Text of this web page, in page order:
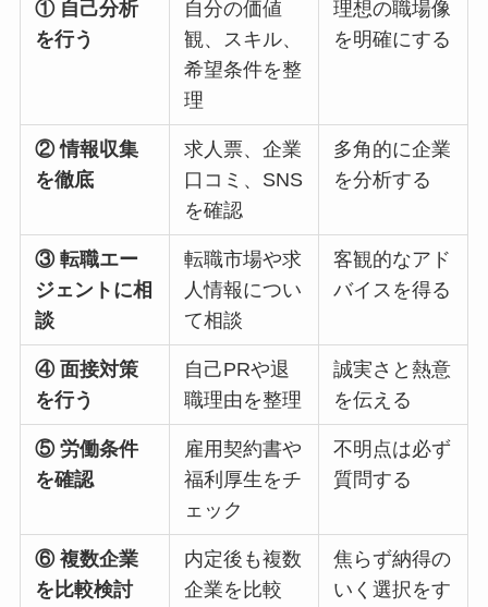
① 自己分析
を行う
自分の価値
観、スキル、
希望条件を整
理
理想の職場像
を明確にする
② 情報収集
を徹底
求人票、企業
口コミ、SNS
を確認
多角的に企業
を分析する
③ 転職エー
ジェントに相
談
転職市場や求
人情報につい
て相談
客観的なアド
バイスを得る
④ 面接対策
を行う
自己PRや退
職理由を整理
誠実さと熱意
を伝える
⑤ 労働条件
を確認
雇用契約書や
福利厚生をチ
ェック
不明点は必ず
質問する
⑥ 複数企業
を比較検討
内定後も複数
企業を比較
焦らず納得の
いく選択をす